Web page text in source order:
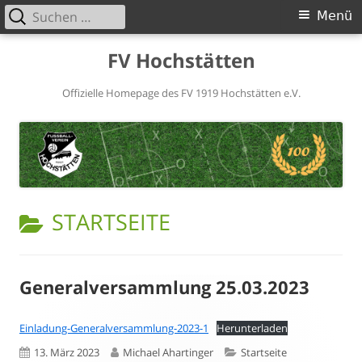
FV Hochstätten
Offizielle Homepage des FV 1919 Hochstätten e.V.
Primäres
Menü
Suchen
nach:
KATEGORIE:
STARTSEITE
Generalversammlung 25.03.2023
Einladung-Generalversammlung-2023-1
Herunterladen
Veröffentlicht
13. März 2023 Autor
Michael Ahartinger Kategorien
Startseite